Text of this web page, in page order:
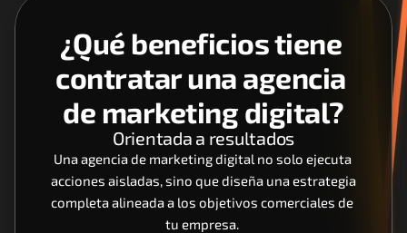
¿Qué beneficios tiene
contratar una agencia
de marketing digital?
Orientada a resultados
Una agencia de marketing digital no solo ejecuta
acciones aisladas, sino que diseña una estrategia
completa alineada a los objetivos comerciales de
tu empresa.